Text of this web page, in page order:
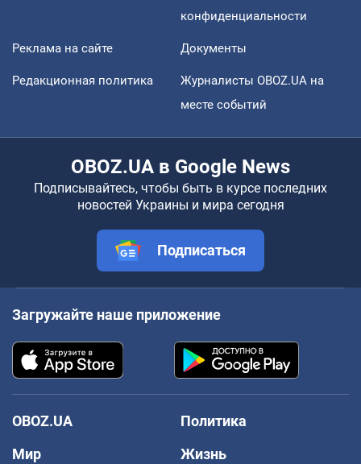
конфиденциальности
Реклама на сайте Документы
Редакционная политика
Журналисты OBOZ.UA на
месте событий
OBOZ.UA в Google News
Подписывайтесь, чтобы быть в курсе последних
новостей Украины и мира сегодня
Подписаться
Загружайте наше приложение
OBOZ.UA
Политика
Мир
Жизнь